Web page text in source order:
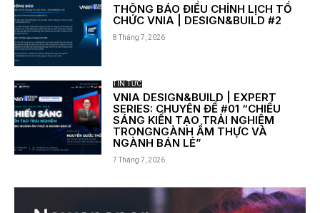
THÔNG BÁO ĐIỀU CHỈNH LỊCH TỔ
CHỨC VNIA | DESIGN&BUILD #2
8 Tháng 7, 2026
TIN TỨC
VNIA DESIGN&BUILD | EXPERT
SERIES: CHUYÊN ĐỀ #01 “CHIẾU
SÁNG KIẾN TẠO TRẢI NGHIỆM
TRONGNGÀNH ẨM THỰC VÀ
NGÀNH BÁN LẺ”
7 Tháng 7, 2026